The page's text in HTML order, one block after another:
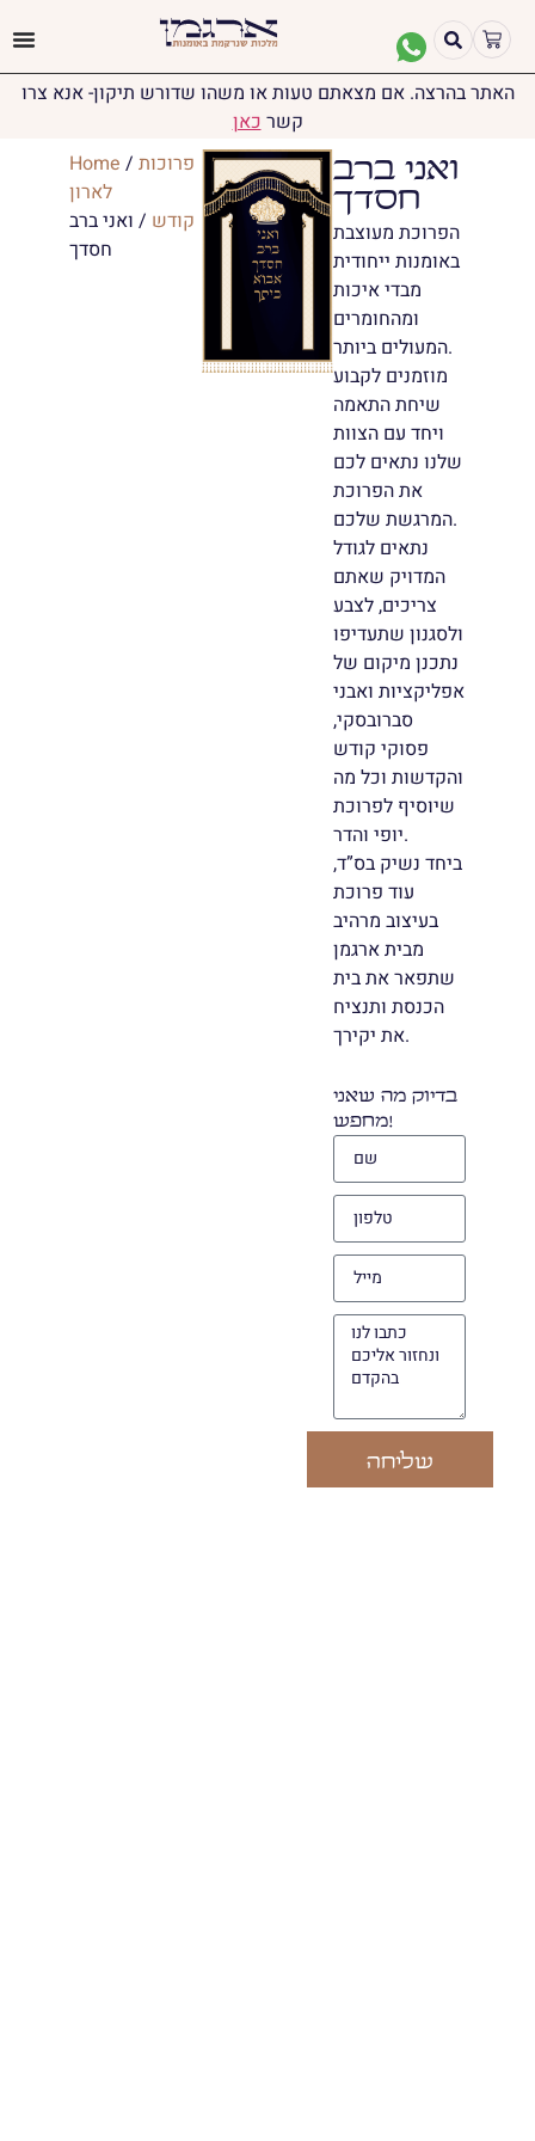
האתר בהרצה. אם מצאתם טעות או משהו שדורש תיקון- אנא צרו
קשרכאן
Home /פרוכות
לארון
קודש / ואני ברב
חסדך
ואני ברב
חסדך
הפרוכת מעוצבת
באומנות ייחודית
מבדי איכות
ומהחומרים
המעולים ביותר.
מוזמנים לקבוע
שיחת התאמה
ויחד עם הצוות
שלנו נתאים לכם
את הפרוכת
המרגשת שלכם.
נתאים לגודל
המדויק שאתם
צריכים, לצבע
ולסגנון שתעדיפו
נתכנן מיקום של
אפליקציות ואבני
סברובסקי,
פסוקי קודש
והקדשות וכל מה
שיוסיף לפרוכת
יופי והדר.
ביחד נשיק בס”ד,
עוד פרוכת
בעיצוב מרהיב
מבית ארגמן
שתפאר את בית
הכנסת ותנציח
את יקירך.
בדיוק מה שאני
מחפש!
שליחה